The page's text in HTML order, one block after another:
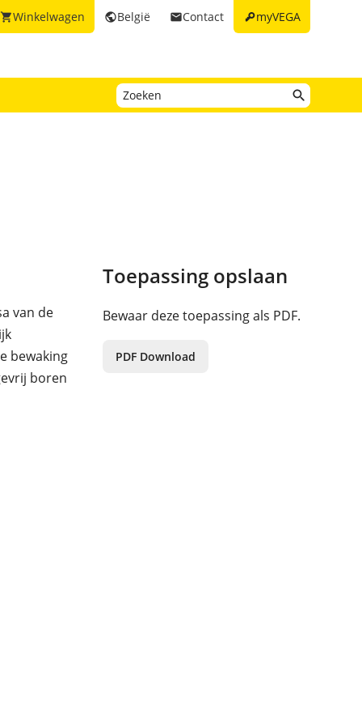
keymyVEGA
emailContact
publicBelgië
shopping_cartWinkelwagen
van de
bewaking
boren
Toepassing opslaan
Bewaar deze toepassing als PDF.
PDF Download